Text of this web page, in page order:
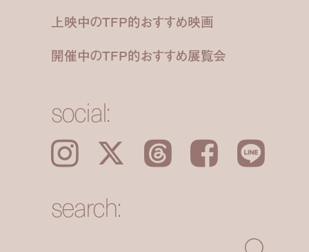
上映中のTFP的おすすめ映画
開催中のTFP的おすすめ展覧会
social:
Instagram 𝕏 Threads Facebook LINE
search: